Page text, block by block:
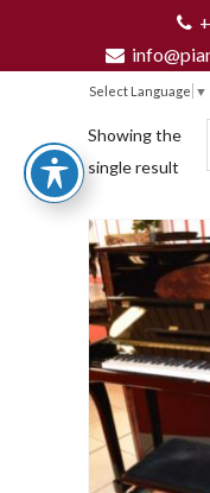
Select Language ▼
Showing the
single result